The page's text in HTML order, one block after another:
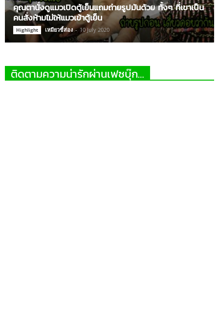
คุณตานั่งดูแมวเปิดตู้เย็นแถมถ่ายรูปมันด้วย ทั้งๆ ที่เขาเป็น
คนสั่งห้ามไม่ให้แมวเข้าตู้เย็น
Highlight เหมียวขี้ส่อง - 10 July 2020
ติดตามความน่ารักผ่านเฟซบุ๊ก…